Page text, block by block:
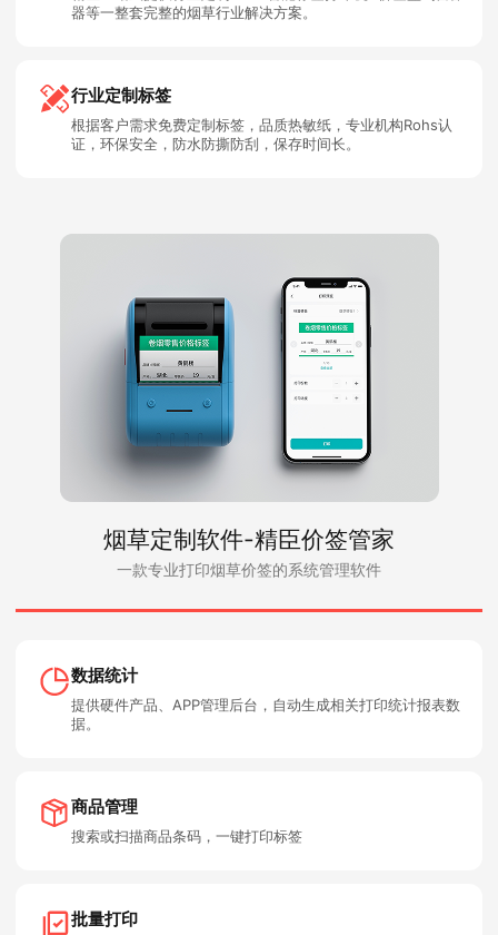
器等一整套完整的烟草行业解决方案。
行业定制标签
根据客户需求免费定制标签，品质热敏纸，专业机构Rohs认
证，环保安全，防水防撕防刮，保存时间长。
烟草定制软件-精臣价签管家
一款专业打印烟草价签的系统管理软件
数据统计
提供硬件产品、APP管理后台，自动生成相关打印统计报表数
据。
商品管理
搜索或扫描商品条码，一键打印标签
批量打印